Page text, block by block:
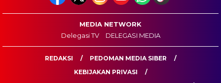
MEDIA NETWORK
Delegasi TV
DELEGASI MEDIA
REDAKSI
PEDOMAN MEDIA SIBER
KEBIJAKAN PRIVASI